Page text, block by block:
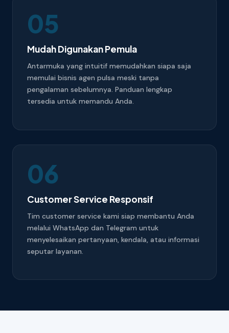
05
Mudah Digunakan Pemula
Antarmuka yang intuitif memudahkan siapa saja
memulai bisnis agen pulsa meski tanpa
pengalaman sebelumnya. Panduan lengkap
tersedia untuk memandu Anda.
06
Customer Service Responsif
Tim customer service kami siap membantu Anda
melalui WhatsApp dan Telegram untuk
menyelesaikan pertanyaan, kendala, atau informasi
seputar layanan.